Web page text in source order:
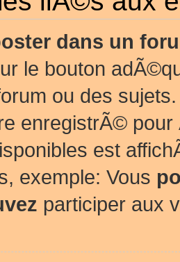
dans un
le bouton
ou des
enregistrÃ©
est
exemple: Vous
participer aux